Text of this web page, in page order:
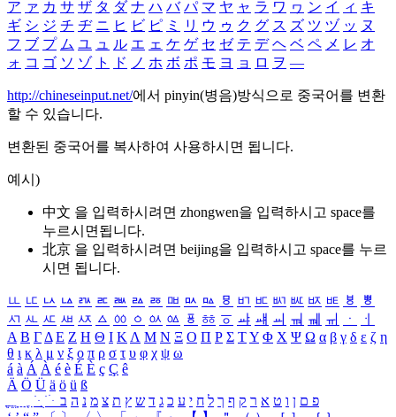
ア ァ カ サ ザ タ ダ ナ ハ バ パ マ ヤ ャ ラ ワ ヮ ン イ ィ キ
ギ シ ジ チ ヂ ニ ヒ ビ ピ ミ リ ウ ゥ ク グ ス ズ ツ ヅ ッ ヌ
フ ブ プ ム ユ ュ ル エ ェ ケ ゲ セ ゼ テ デ ヘ ベ ペ メ レ オ
ォ コ ゴ ソ ゾ ト ド ノ ホ ボ ポ モ ヨ ョ ロ ヲ ―
http://chineseinput.net/에서 pinyin(병음)방식으로 중국어를 변환
할 수 있습니다.
변환된 중국어를 복사하여 사용하시면 됩니다.
예시)
中文 을 입력하시려면 zhongwen을 입력하시고 space를
누르시면됩니다.
北京 을 입력하시려면 beijing을 입력하시고 space를 누르
시면 됩니다.
ㅥ ㅦ ㅧ ㅨ ㅩ ㅪ ㅫ ㅬ ㅭ ㅮ ㅯ ㅰ ㅱ ㅲ ㅳ ㅴ ㅵ ㅶ ㅷ ㅸ
ㅹ
ㅺ ㅻ ㅼ ㅽ ㅾ ㅿ ㆀ ㆁ ㆂ ㆃ ㆄ ㆅ ㆆ ㆇ ㆈ ㆉ ㆊ ㆋ ㆌ ㆍ
ㆎ
Α Β ΓΔ Ε Ζ Η Θ Ι ΚΛ Μ Ν Ξ Ο Π Ρ Σ ΤΥ Φ Χ Ψ Ω α β γ δ ε ζ η
θ ι κ λ μ ν ξ ο π ρ σ τ υ φ χ ψ ω
á à Á À é è É È ç Ç ê
Ä Ö Ü ä ö ü ß
ִֶֹ ֻּ ׁׂ פ ם ן ו ט א ר ק ף ך ל ח י ע כ ג ד ש ץ ת צ מ נ ה ב